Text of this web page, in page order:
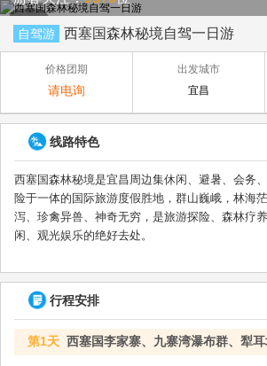
自驾游 西塞国森林秘境自驾一日游
价格团期
请电询
出发城市
宜昌
线路特色
西塞国森林秘境是宜昌周边集休闲、避暑、会务
险于一体的国际旅游度假胜地，群山巍峨，林海
泻、珍禽异兽、神奇无穷，是旅游探险、森林疗
闲、观光娱乐的绝好去处。
行程安排
第1天 西塞国李家寨、九寨湾瀑布群、犁